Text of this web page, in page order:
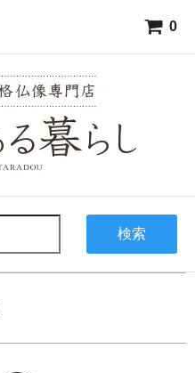
0
検索